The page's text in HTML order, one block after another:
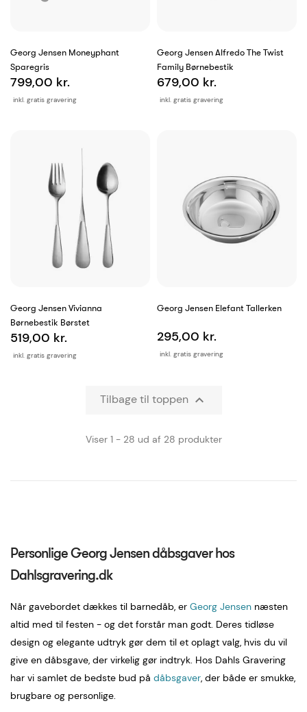
Georg Jensen Moneyphant
Sparegris
inkl. gratis gravering
799,00 kr.
Georg Jensen Alfredo The Twist
Family Børnebestik
inkl. gratis gravering
679,00 kr.
Georg Jensen Vivianna
Børnebestik Børstet
inkl. gratis gravering
519,00 kr.
Georg Jensen Elefant Tallerken
inkl. gratis gravering
295,00 kr.
Tilbage til toppen 
Viser 1 - 28 ud af 28 produkter
Personlige Georg Jensen dåbsgaver hos
Dahlsgravering.dk
Når gavebordet dækkes til barnedåb, er Georg Jensen næsten
altid med til festen - og det forstår man godt. Deres tidløse
design og elegante udtryk gør dem til et oplagt valg, hvis du vil
give en dåbsgave, der virkelig gør indtryk. Hos Dahls Gravering
har vi samlet de bedste bud på dåbsgaver, der både er smukke,
brugbare og personlige.